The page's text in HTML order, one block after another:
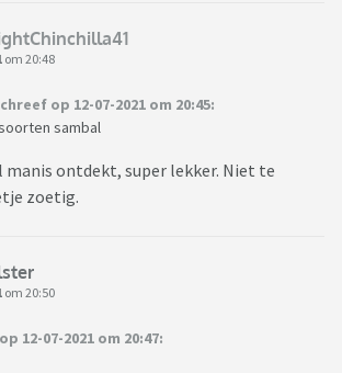
om 20:48
op 12-07-2021 om 20:45:
sambal
manis ontdekt, super lekker. Niet te
zoetig.
om 20:50
12-07-2021 om 20:47: